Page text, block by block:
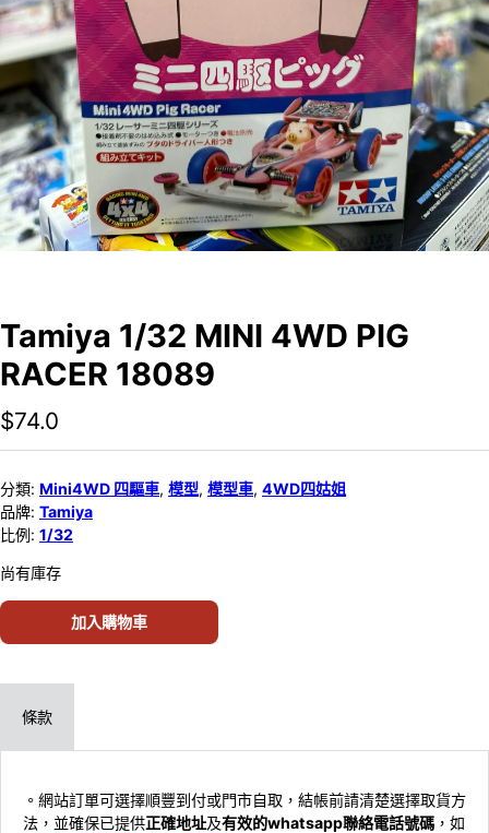
Tamiya 1/32 MINI 4WD PIG
RACER 18089
$74.0
分類: Mini4WD 四驅車, 模型, 模型車, 4WD四姑姐
品牌: Tamiya
比例: 1/32
尚有庫存
加入購物車
條款
。網站訂單可選擇順豐到付或門市自取，結帳前請清楚選擇取貨方
法，並確保已提供正確地址及有效的whatsapp聯絡電話號碼 ，如